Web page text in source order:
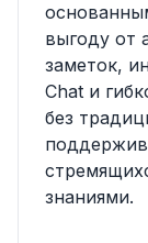
выгоду от
заметок,
Chat и
без
знаниями.